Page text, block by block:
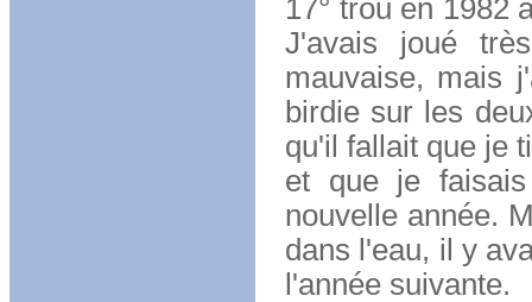
17° trou en 1982
J'avais joué
mauvaise, mais
birdie sur les
qu'il fallait que je
et que je
nouvelle année.
dans l'eau, il y
l'année suivante.